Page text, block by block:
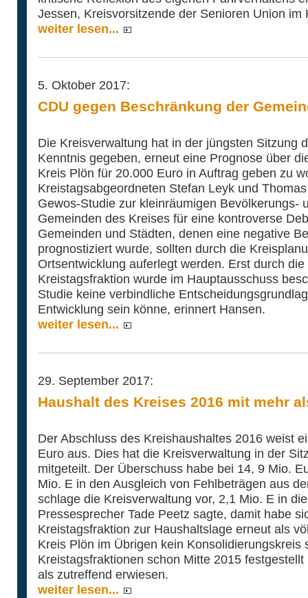
Jessen, Kreisvorsitzende der Senioren Union im
weiter lesen...
5. Oktober 2017:
CDU gegen Beschränkung der
Die Kreisverwaltung hat in der jüngsten Sitzung
Kenntnis gegeben, erneut eine Prognose über
Kreis Plön für 20.000 Euro in Auftrag geben zu
Kreistagsabgeordneten Stefan Leyk und
Gewos-Studie zur kleinräumigen Bevölkerungs-
Gemeinden des Kreises für eine kontroverse
Gemeinden und Städten, denen eine negative
prognostiziert wurde, sollten durch die
Ortsentwicklung auferlegt werden. Erst durch
Kreistagsfraktion wurde im Hauptausschuss
Studie keine verbindliche
Entwicklung sein könne, erinnert Hansen.
weiter lesen...
29. September 2017:
Haushalt des Kreises 2016 mit mehr
Der Abschluss des Kreishaushaltes 2016 weist
Euro aus. Dies hat die Kreisverwaltung in der
mitgeteilt. Der Überschuss habe bei 14, 9 Mio.
Mio. E in den Ausgleich von Fehlbeträgen aus
schlage die Kreisverwaltung vor, 2,1 Mio. E in
Pressesprecher Tade Peetz sagte, damit habe
Kreistagsfraktion zur Haushaltslage erneut als
Kreis Plön im Übrigen kein Konsolidierungskreis
Kreistagsfraktionen schon Mitte 2015
als zutreffend erwiesen.
weiter lesen...